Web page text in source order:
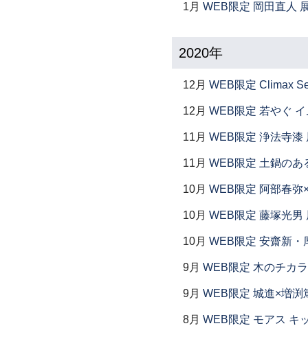
1月 WEB限定 岡田直人
2020年
12月 WEB限定 Climax
12月 WEB限定 若やぐ
11月 WEB限定 浄法寺漆
11月 WEB限定 土鍋のあ
10月 WEB限定 阿部春弥
10月 WEB限定 藤塚光男
10月 WEB限定 安齋新・
9月 WEB限定 木のチカ
9月 WEB限定 城進×増渕
8月 WEB限定 モアス キ